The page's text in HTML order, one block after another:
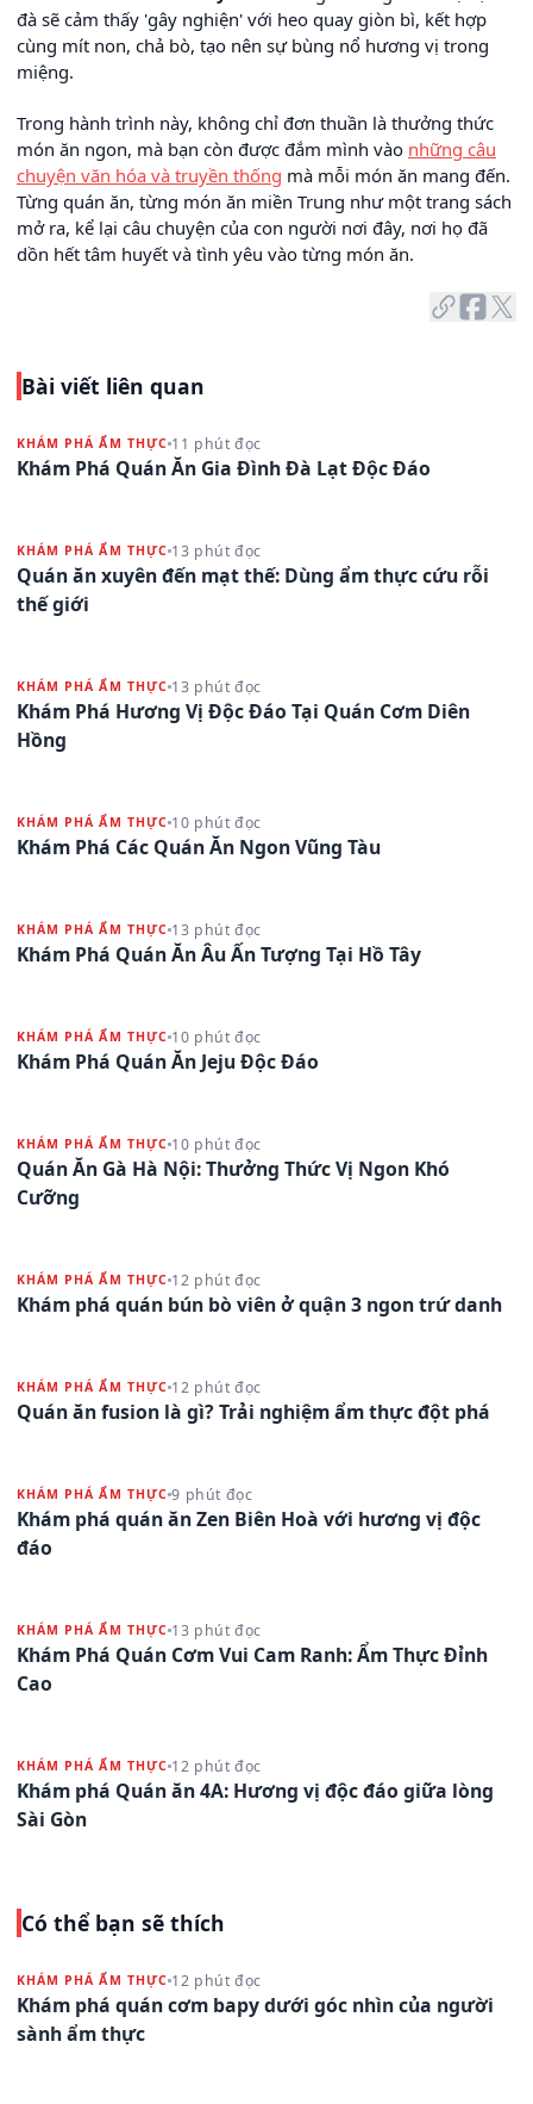
đà sẽ cảm thấy 'gây nghiện' với heo quay giòn bì, kết hợp
cùng mít non, chả bò, tạo nên sự bùng nổ hương vị trong
miệng.
Trong hành trình này, không chỉ đơn thuần là thưởng thức
món ăn ngon, mà bạn còn được đắm mình vào những câu
chuyện văn hóa và truyền thống mà mỗi món ăn mang đến.
Từng quán ăn, từng món ăn miền Trung như một trang sách
mở ra, kể lại câu chuyện của con người nơi đây, nơi họ đã
dồn hết tâm huyết và tình yêu vào từng món ăn.
Bài viết liên quan
KHÁM PHÁ ẨM THỰC 11 phút đọc
Khám Phá Quán Ăn Gia Đình Đà Lạt Độc Đáo
KHÁM PHÁ ẨM THỰC 13 phút đọc
Quán ăn xuyên đến mạt thế: Dùng ẩm thực cứu rỗi
thế giới
KHÁM PHÁ ẨM THỰC 13 phút đọc
Khám Phá Hương Vị Độc Đáo Tại Quán Cơm Diên
Hồng
KHÁM PHÁ ẨM THỰC 10 phút đọc
Khám Phá Các Quán Ăn Ngon Vũng Tàu
KHÁM PHÁ ẨM THỰC 13 phút đọc
Khám Phá Quán Ăn Âu Ấn Tượng Tại Hồ Tây
KHÁM PHÁ ẨM THỰC 10 phút đọc
Khám Phá Quán Ăn Jeju Độc Đáo
KHÁM PHÁ ẨM THỰC 10 phút đọc
Quán Ăn Gà Hà Nội: Thưởng Thức Vị Ngon Khó
Cưỡng
KHÁM PHÁ ẨM THỰC 12 phút đọc
Khám phá quán bún bò viên ở quận 3 ngon trứ danh
KHÁM PHÁ ẨM THỰC 12 phút đọc
Quán ăn fusion là gì? Trải nghiệm ẩm thực đột phá
KHÁM PHÁ ẨM THỰC 9 phút đọc
Khám phá quán ăn Zen Biên Hoà với hương vị độc
đáo
KHÁM PHÁ ẨM THỰC 13 phút đọc
Khám Phá Quán Cơm Vui Cam Ranh: Ẩm Thực Đỉnh
Cao
KHÁM PHÁ ẨM THỰC 12 phút đọc
Khám phá Quán ăn 4A: Hương vị độc đáo giữa lòng
Sài Gòn
Có thể bạn sẽ thích
KHÁM PHÁ ẨM THỰC 12 phút đọc
Khám phá quán cơm bapy dưới góc nhìn của người
sành ẩm thực